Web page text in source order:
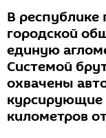
В республике
городской
единую
Системой
охвачены
курсирующие
километров